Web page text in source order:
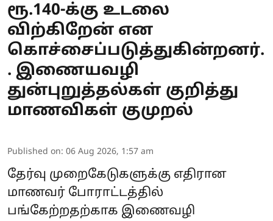
ரூ.140-க்கு உடலை
விற்கிறேன் என
கொச்சைப்படுத்துகின்றனர்.
. இணையவழி
துன்புறுத்தல்கள் குறித்து
மாணவிகள் குமுறல்
Published on: 06 Aug 2026, 1:57 am
தேர்வு முறைகேடுகளுக்கு எதிரான
மாணவர் போராட்டத்தில்
பங்கேற்றதற்காக இணைவழி